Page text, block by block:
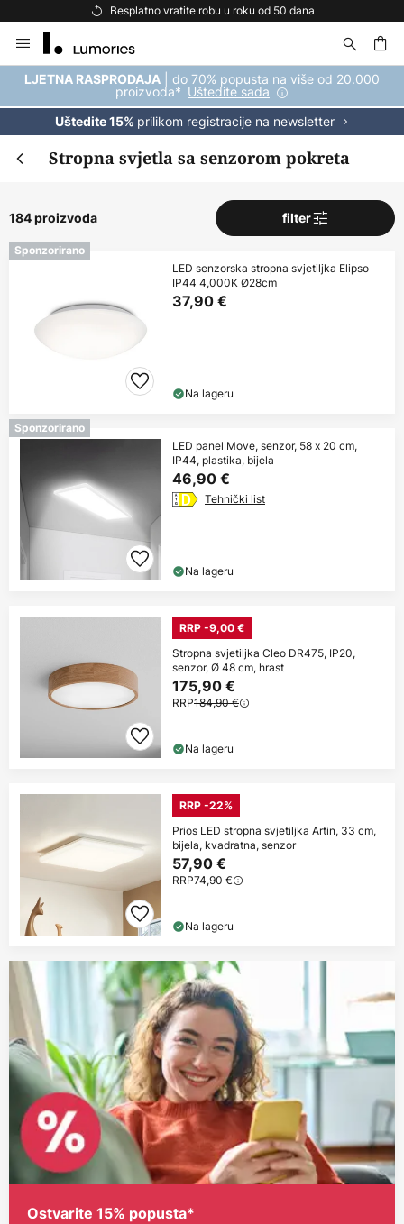
Besplatna dostava za kupnju iznad 69 €
to
Content
LJETNA RASPRODAJA | do 70% popusta na više od 20.000
proizvoda* Uštedite sada
Uštedite 15% prilikom registracije na newsletter
Stropna svjetla sa senzorom pokreta
184 proizvoda filter
Sponzorirano
LED senzorska stropna svjetiljka Elipso
IP44 4,000K Ø28cm
37,90 €
Na lageru
Sponzorirano
LED panel Move, senzor, 58 x 20 cm,
IP44, plastika, bijela
46,90 €
Tehnički list
Na lageru
RRP -9,00 €
Stropna svjetiljka Cleo DR475, IP20,
senzor, Ø 48 cm, hrast
175,90 €
RRP184,90 €
Na lageru
RRP -22%
Prios LED stropna svjetiljka Artin, 33 cm,
bijela, kvadratna, senzor
57,90 €
RRP74,90 €
Na lageru
Ostvarite 15% popusta*